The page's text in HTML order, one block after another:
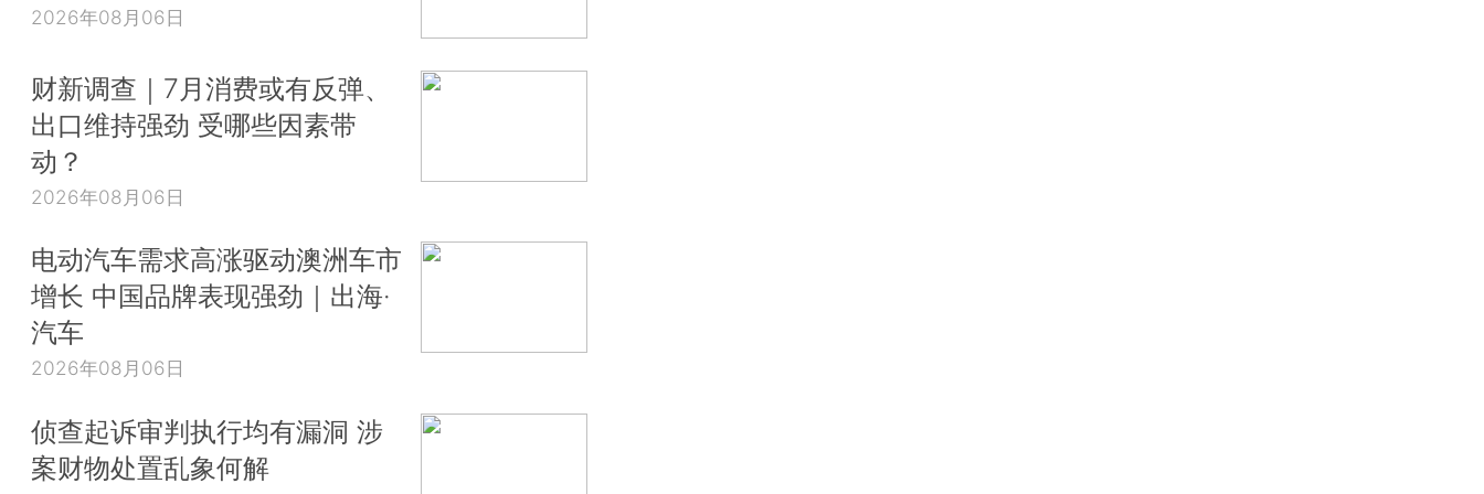
2026年08月06日
财新调查｜7月消费或有反弹、
出口维持强劲 受哪些因素带
动？
2026年08月06日
电动汽车需求高涨驱动澳洲车市
增长 中国品牌表现强劲｜出海·
汽车
2026年08月06日
侦查起诉审判执行均有漏洞 涉
案财物处置乱象何解